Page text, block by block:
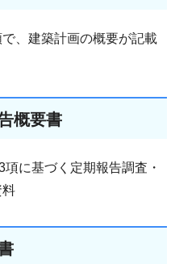
、建築計画の概要が記載
概要書
に基づく定期報告調査・
料